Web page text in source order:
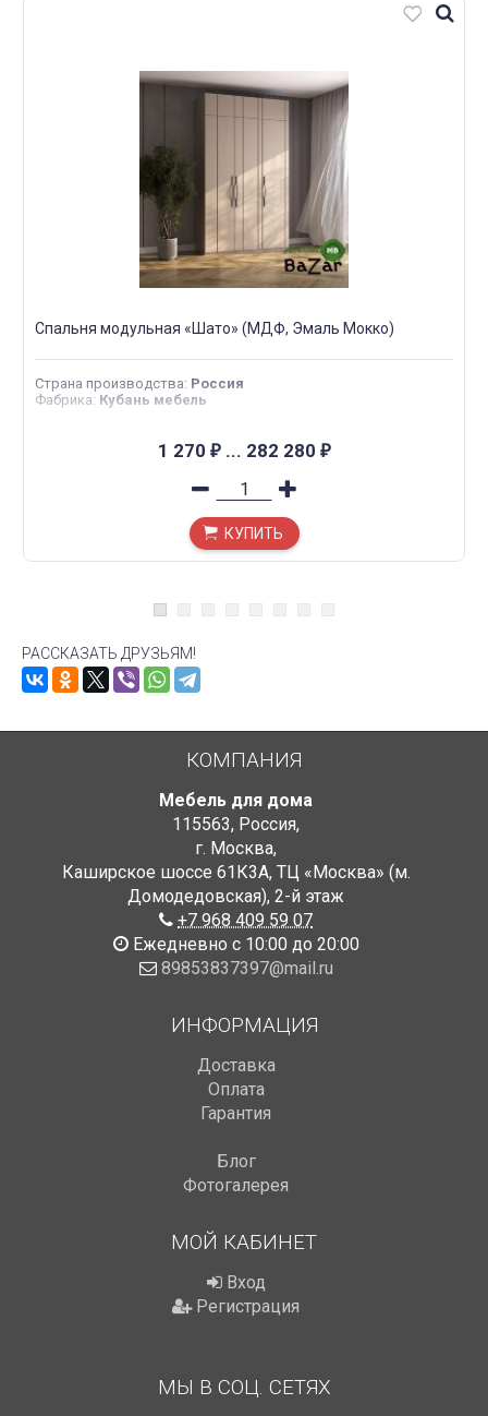
Спальня модульная «Шато» (МДФ, Эмаль Мокко)
Страна производства: Россия
Фабрика: Кубань мебель
1 270 ₽... 282 280 ₽
КУПИТЬ
РАССКАЗАТЬ ДРУЗЬЯМ!
КОМПАНИЯ
Мебель для дома
115563, Россия,
г. Москва,
Каширское шоссе 61К3А, ТЦ «Москва» (м.
Домодедовская), 2-й этаж
+7 968 409 59 07
Ежедневно с 10:00 до 20:00
89853837397@mail.ru
ИНФОРМАЦИЯ
Доставка
Оплата
Гарантия
Блог
Фотогалерея
МОЙ КАБИНЕТ
Вход
Регистрация
МЫ В СОЦ. СЕТЯХ